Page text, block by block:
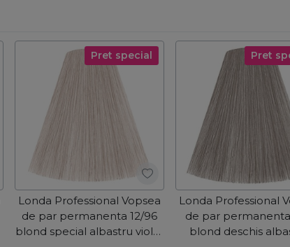
Pret special
Londa Professional Vopsea
de par permanenta 12/96
blond special albastru violet
Pret
Londa Professional
de par
blond deschis